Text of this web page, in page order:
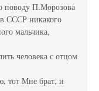
поводу П.Морозова
в СССР никакого
мальчика,
человека с отцом
тот Мне брат, и